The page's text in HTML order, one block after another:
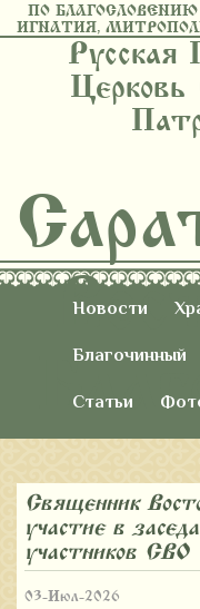
ПО
ИГНАТИЯ,
Русская
Церковь
Новости
Благочинный
Статьи
Священник
участие в
участников СВО
03-Июл-2026